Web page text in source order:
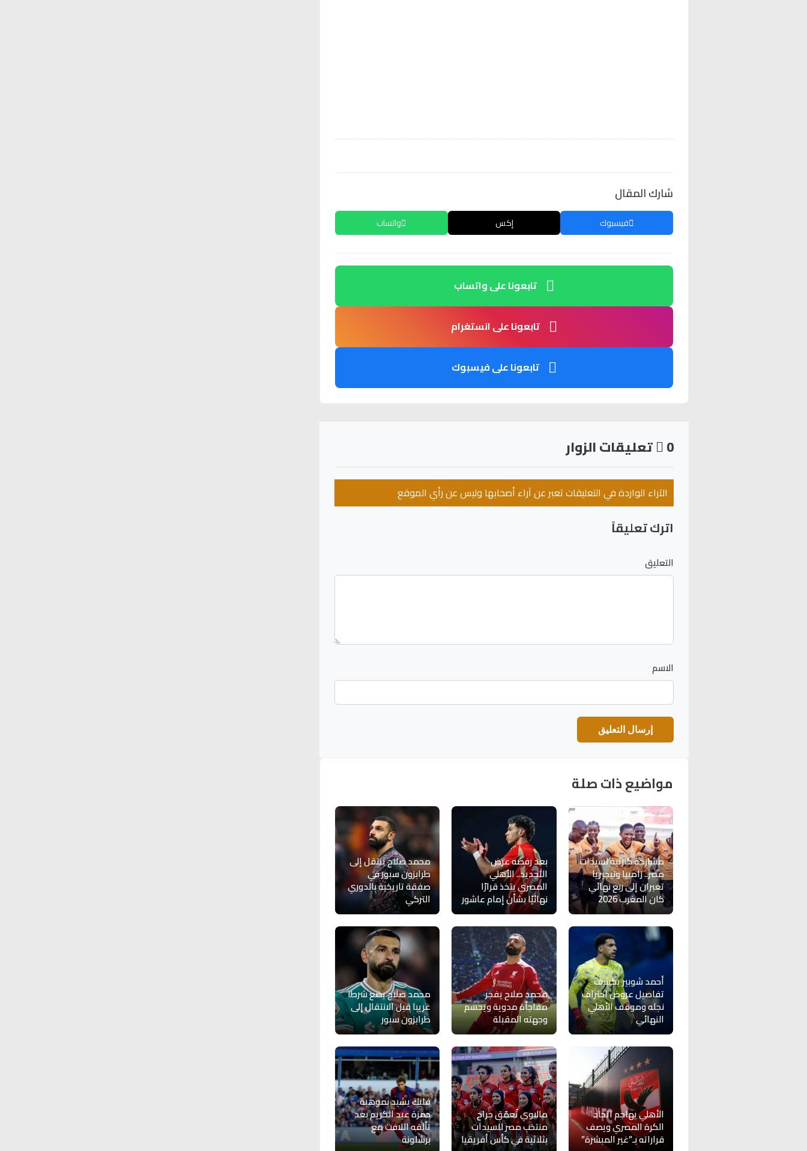
شارك المقال
فيسبوك إكس واتساب
تابعونا على واتساب
تابعونا على انستغرام
تابعونا على فيسبوك
0 تعليقات الزوار
الآراء الواردة في التعليقات تعبر عن آراء أصحابها وليس عن رأي الموقع
اترك تعليقاً
التعليق
الاسم
مواضيع ذات صلة
مشاركة كارثية لسيدات
مصر.. زامبيا ونيجيريا
تعبران إلى ربع نهائي
كان المغرب 2026
بعد رفضه عرض
التجديد.. الأهلي
المصري يتخذ قرارًا
نهائيًا بشأن إمام عاشور
محمد صلاح ينتقل إلى
طرابزون سبور في
صفقة تاريخية بالدوري
التركي
أحمد شوبير يكشف
تفاصيل عروض احتراف
نجله وموقف الأهلي
النهائي
محمد صلاح يفجر
مفاجأة مدوية ويحسم
وجهته المقبلة
محمد صلاح يضع شرطا
غريبا قبل الانتقال إلى
طرابزون سبور
الأهلي يهاجم اتحاد
الكرة المصري ويصف
قراراته بـ”غير المبشرة”
مالاوي تُعمّق جراح
منتخب مصر للسيدات
بثلاثية في كأس أفريقيا
فليك يشيد بموهبة
حمزة عبد الكريم بعد
تألقه اللافت مع
برشلونة